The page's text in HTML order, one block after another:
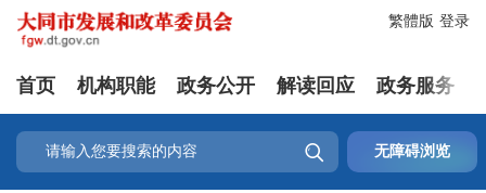
登录
繁體版
首页 机构职能 政务公开 解读回应 政务服务
 无障碍浏览